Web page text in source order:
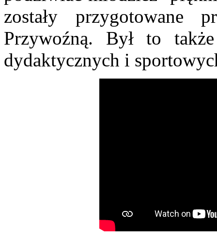
zostały przygotowane
Przywoźną. Był to
dydaktycznych i